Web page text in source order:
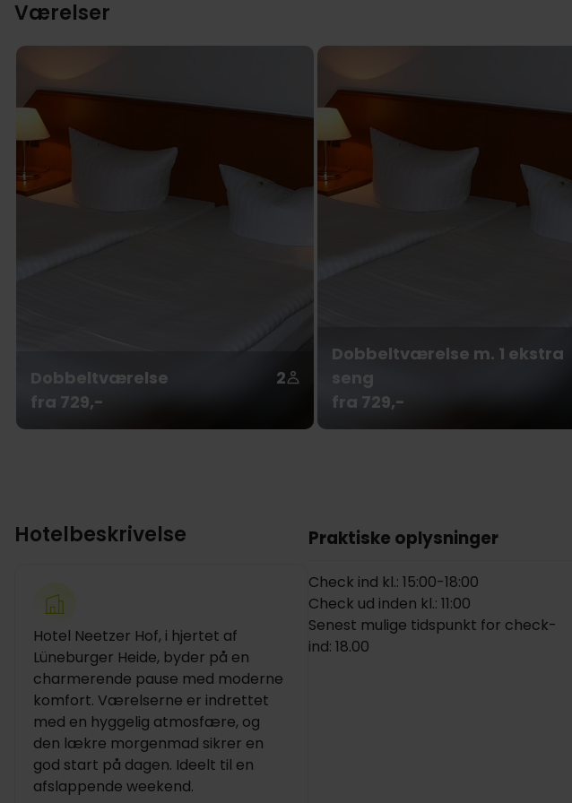
Værelser
Dobbeltværelse
2
fra 729,-
Dobbeltværelse m. 1 ekstra
seng
fra 729,-
Hotelbeskrivelse
Hotel Neetzer Hof, i hjertet af
Lüneburger Heide, byder på en
charmerende pause med moderne
komfort. Værelserne er indrettet
med en hyggelig atmosfære, og
den lækre morgenmad sikrer en
god start på dagen. Ideelt til en
afslappende weekend.
Praktiske oplysninger
Check ind kl.: 15:00-18:00
Check ud inden kl.: 11:00
Senest mulige tidspunkt for check-
ind: 18.00